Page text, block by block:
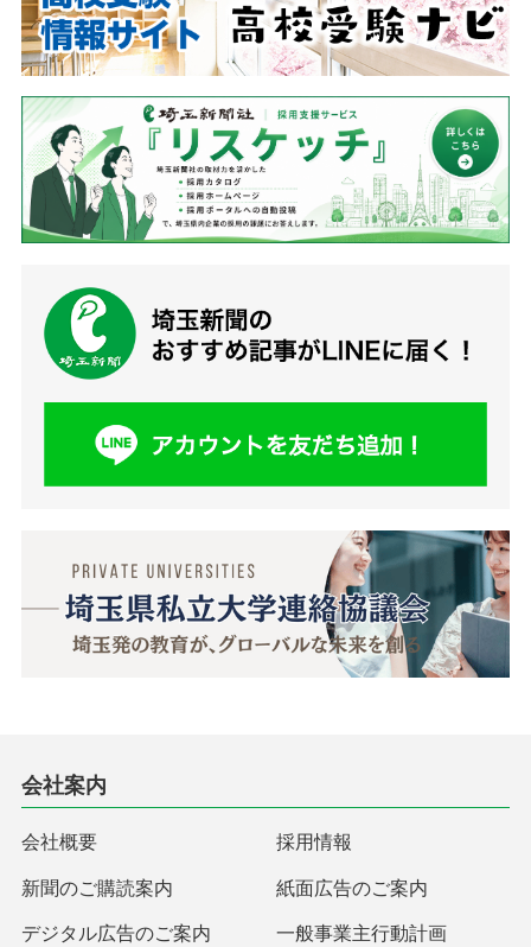
会社案内
会社概要 採用情報
新聞のご購読案内 紙面広告のご案内
デジタル広告のご案内 一般事業主行動計画